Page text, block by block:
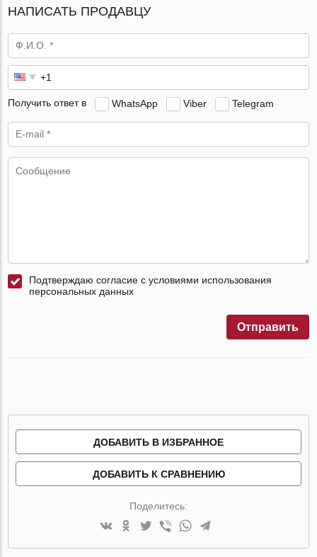
НАПИСАТЬ ПРОДАВЦУ
Получить ответ в WhatsApp Viber Telegram
Подтверждаю согласие с условиями использования
персональных данных
Отправить
ДОБАВИТЬ В ИЗБРАННОЕ
ДОБАВИТЬ К СРАВНЕНИЮ
Поделитесь: